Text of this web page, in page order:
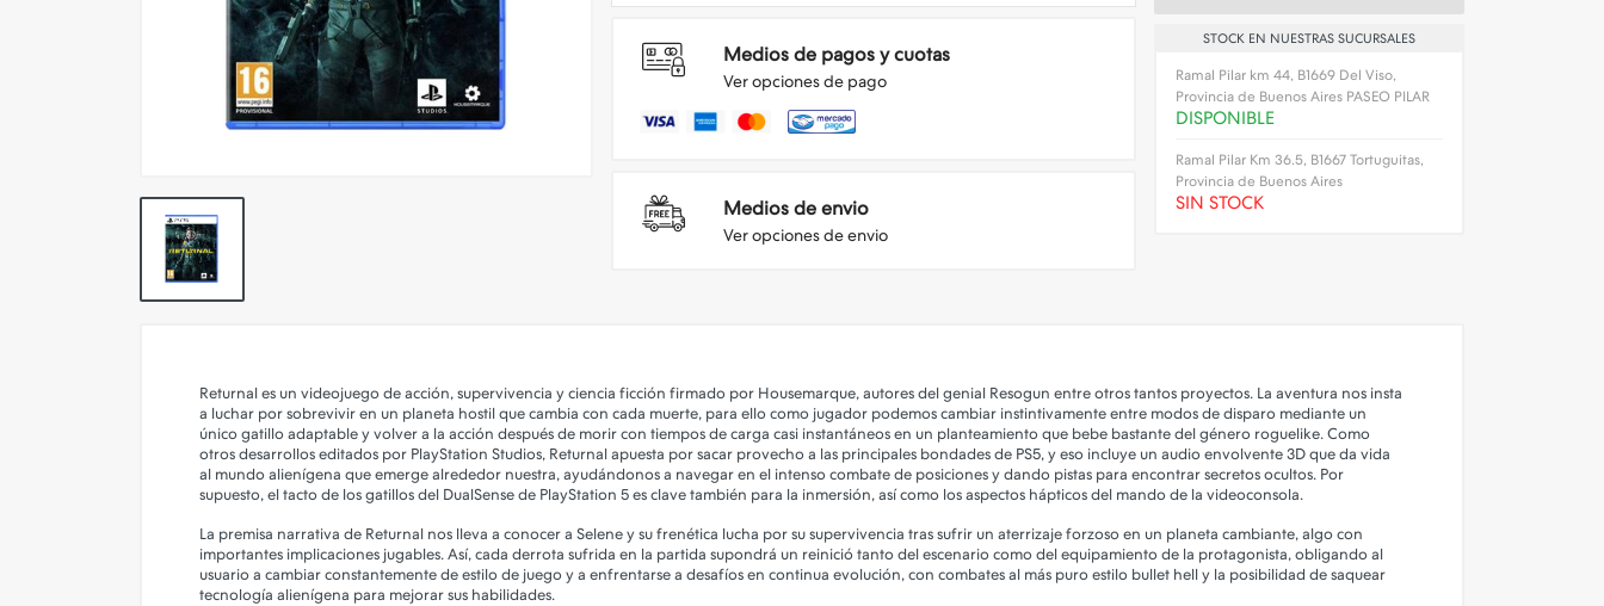
Tabletas Digitalizadoras
Cables y Adaptadores
Conectividad y Redes
Outlet
Medios de pagos y cuotas
Ver opciones de pago
Medios de envio
Ver opciones de envio
STOCK EN NUESTRAS SUCURSALES
Ramal Pilar km 44, B1669 Del Viso,
Provincia de Buenos Aires PASEO PILAR
DISPONIBLE
Ramal Pilar Km 36.5, B1667 Tortuguitas,
Provincia de Buenos Aires
SIN STOCK
Returnal es un videojuego de acción, supervivencia y ciencia ficción firmado por Housemarque, autores del genial Resogun entre otros tantos proyectos. La aventura nos insta
a luchar por sobrevivir en un planeta hostil que cambia con cada muerte, para ello como jugador podemos cambiar instintivamente entre modos de disparo mediante un
único gatillo adaptable y volver a la acción después de morir con tiempos de carga casi instantáneos en un planteamiento que bebe bastante del género roguelike. Como
otros desarrollos editados por PlayStation Studios, Returnal apuesta por sacar provecho a las principales bondades de PS5, y eso incluye un audio envolvente 3D que da vida
al mundo alienígena que emerge alrededor nuestra, ayudándonos a navegar en el intenso combate de posiciones y dando pistas para encontrar secretos ocultos. Por
supuesto, el tacto de los gatillos del DualSense de PlayStation 5 es clave también para la inmersión, así como los aspectos hápticos del mando de la videoconsola.
La premisa narrativa de Returnal nos lleva a conocer a Selene y su frenética lucha por su supervivencia tras sufrir un aterrizaje forzoso en un planeta cambiante, algo con
importantes implicaciones jugables. Así, cada derrota sufrida en la partida supondrá un reinició tanto del escenario como del equipamiento de la protagonista, obligando al
usuario a cambiar constantemente de estilo de juego y a enfrentarse a desafíos en continua evolución, con combates al más puro estilo bullet hell y la posibilidad de saquear
tecnología alienígena para mejorar sus habilidades.